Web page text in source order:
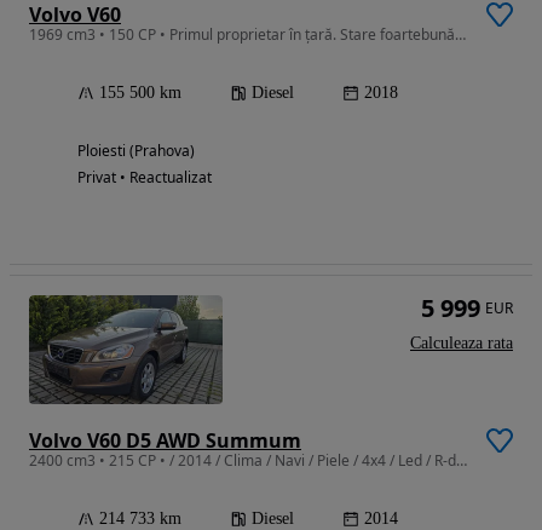
Volvo V60
1969 cm3 • 150 CP • Primul proprietar în țară. Stare foartebună de funcționare.
155 500 km Diesel 2018
Ploiesti (Prahova)
Privat • Reactualizat
Volvo V60 D5 AWD Summum
2400 cm3 • 215 CP • / 2014 / Clima / Navi / Piele / 4x4 / Led / R-design
214 733 km Diesel 2014
5 999 EUR
Calculeaza rata